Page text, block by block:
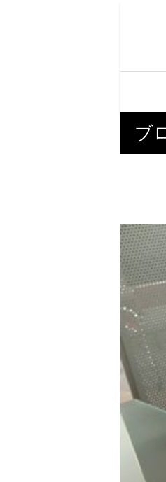
ブ